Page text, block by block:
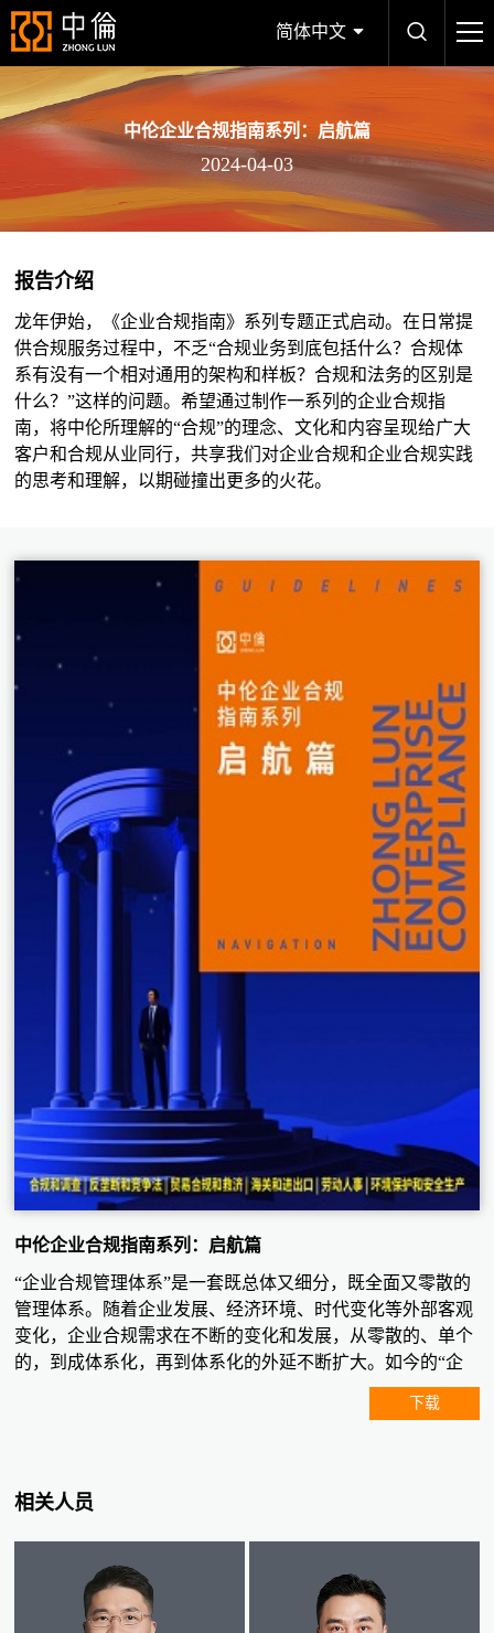
简体中文
中伦企业合规指南系列：启航篇
2024-04-03
报告介绍
龙年伊始，《企业合规指南》系列专题正式启动。在日常提
供合规服务过程中，不乏“合规业务到底包括什么？合规体
系有没有一个相对通用的架构和样板？合规和法务的区别是
什么？”这样的问题。希望通过制作一系列的企业合规指
南，将中伦所理解的“合规”的理念、文化和内容呈现给广大
客户和合规从业同行，共享我们对企业合规和企业合规实践
的思考和理解，以期碰撞出更多的火花。
中伦企业合规指南系列：启航篇
“企业合规管理体系”是一套既总体又细分，既全面又零散的
管理体系。随着企业发展、经济环境、时代变化等外部客观
变化，企业合规需求在不断的变化和发展，从零散的、单个
的，到成体系化，再到体系化的外延不断扩大。如今的“企
业合规”并不是简单指某一个或某几个领域，而是覆盖到了
企业经营管理过程中所可能遇到的各个方面，包括业务前
法、贸易合规和救济、海关和进出口、劳动人事、环境保护
规实践的思考和理解。
下载
相关人员